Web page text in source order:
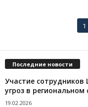
1
Последние новости
Участие сотрудников
угроз в
19.02.2026